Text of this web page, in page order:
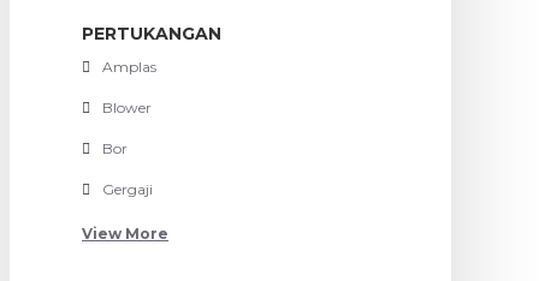
PERTUKANGAN
Amplas
Blower
Bor
Gergaji
View More